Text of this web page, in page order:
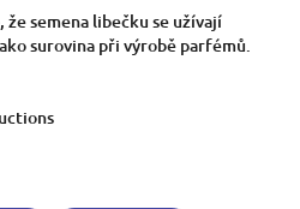
semena libečku se užívají
surovina při výrobě parfémů.